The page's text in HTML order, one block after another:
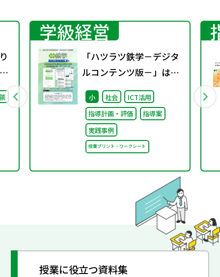
学級経営
「ハツラツ鉄学－デジタ
ルコンテンツ版－」は授
業でそのまま使える充実
の指導案で先生をサポー
ト！～効果的な活用法の
ご紹介～
小 社会
ICT活用
指導計画・評価
指導案
実践事例
授業プリント・ワークシート
授業に役立つ資料集